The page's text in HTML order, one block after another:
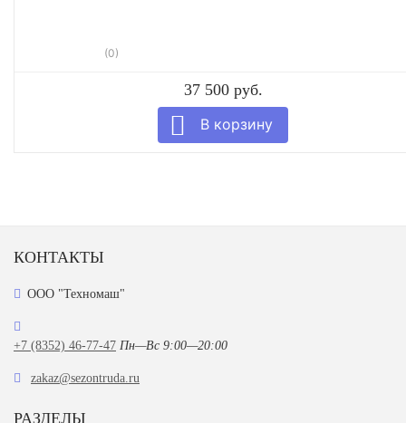
(0)
37 500 руб.
КОНТАКТЫ
ООО "Техномаш"
+7 (8352) 46-77-47 Пн—Вс 9:00—20:00
zakaz@sezontruda.ru
РАЗДЕЛЫ